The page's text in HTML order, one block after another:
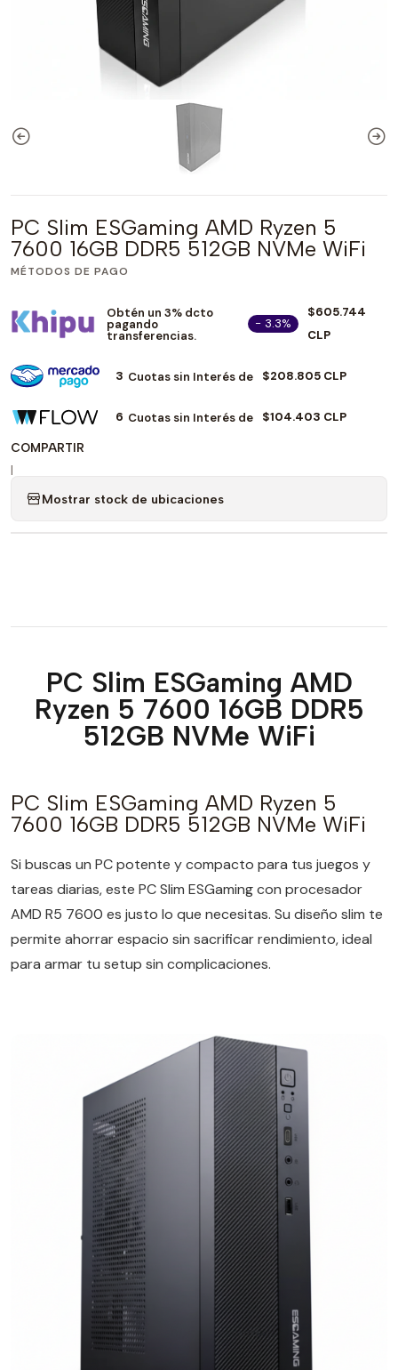
PC Slim ESGaming AMD Ryzen 5
7600 16GB DDR5 512GB NVMe WiFi
MÉTODOS DE PAGO
Obtén un 3% dcto
pagando
transferencias.
- 3.3%
$605.744
CLP
3 Cuotas sin Interés de $208.805 CLP
6 Cuotas sin Interés de $104.403 CLP
COMPARTIR
|
Mostrar stock de ubicaciones
PC Slim ESGaming AMD
Ryzen 5 7600 16GB DDR5
512GB NVMe WiFi
PC Slim ESGaming AMD Ryzen 5
7600 16GB DDR5 512GB NVMe WiFi
Si buscas un PC potente y compacto para tus juegos y
tareas diarias, este PC Slim ESGaming con procesador
AMD R5 7600 es justo lo que necesitas. Su diseño slim te
permite ahorrar espacio sin sacrificar rendimiento, ideal
para armar tu setup sin complicaciones.